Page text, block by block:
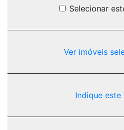
Selecionar
Ver imóveis
Indique este